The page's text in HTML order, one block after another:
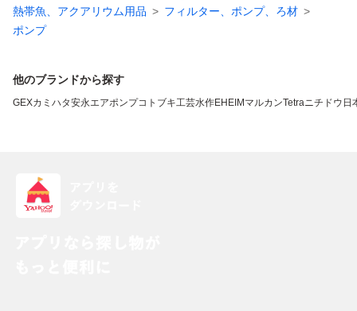
熱帯魚、アクアリウム用品
フィルター、ポンプ、ろ材
ポンプ
他のブランドから探す
GEXカミハタ安永エアポンプコトブキ工芸水作EHEIM マルカンTetraニチドウ 日